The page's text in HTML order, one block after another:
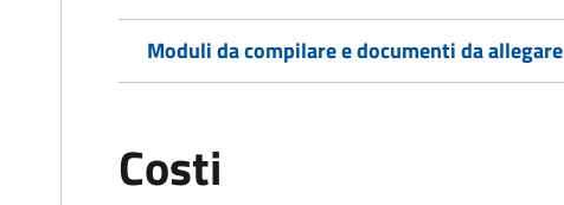
Moduli da compilare e documenti da allegare
Costi